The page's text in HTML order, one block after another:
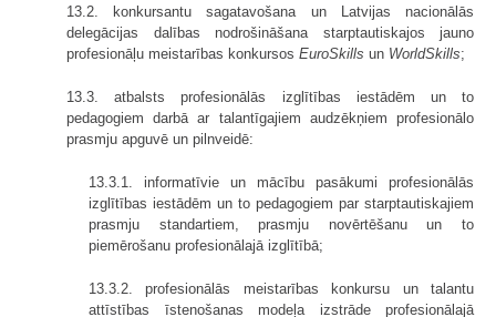
13.2. konkursantu sagatavošana un Latvijas nacionālās
delegācijas dalības nodrošināšana starptautiskajos jauno
profesionāļu meistarības konkursos EuroSkills un WorldSkills;
13.3. atbalsts profesionālās izglītības iestādēm un to
pedagogiem darbā ar talantīgajiem audzēkņiem profesionālo
prasmju apguvē un pilnveidē:
13.3.1. informatīvie un mācību pasākumi profesionālās
izglītības iestādēm un to pedagogiem par starptautiskajiem
prasmju standartiem, prasmju novērtēšanu un to
piemērošanu profesionālajā izglītībā;
13.3.2. profesionālās meistarības konkursu un talantu
attīstības īstenošanas modeļa izstrāde profesionālajā